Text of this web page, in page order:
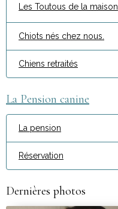
Les Toutous de la maison
Chiots nés chez nous.
Chiens retraités
La Pension canine
La pension
Réservation
Dernières photos